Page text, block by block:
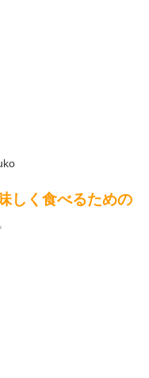
しく食べるための
。